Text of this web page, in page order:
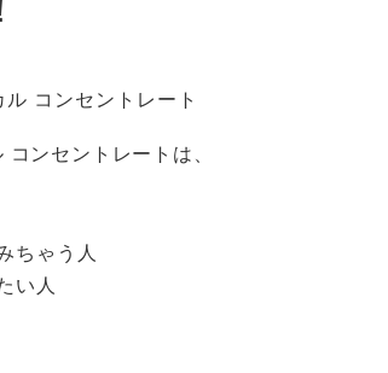
ンセントレートは、
ちゃう人
い人